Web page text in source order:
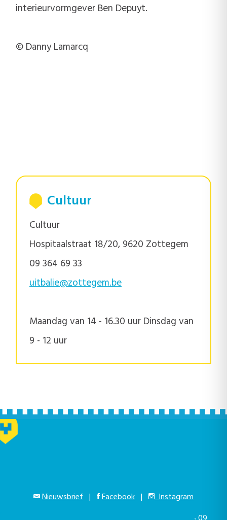
interieurvormgever Ben Depuyt.
© Danny Lamarcq
Cultuur
Cultuur
Hospitaalstraat 18/20, 9620 Zottegem
09 364 69 33
uitbalie@zottegem.be
Maandag van 14 - 16.30 uur Dinsdag van
9 - 12 uur
Nieuwsbrief | Facebook |
Instagram